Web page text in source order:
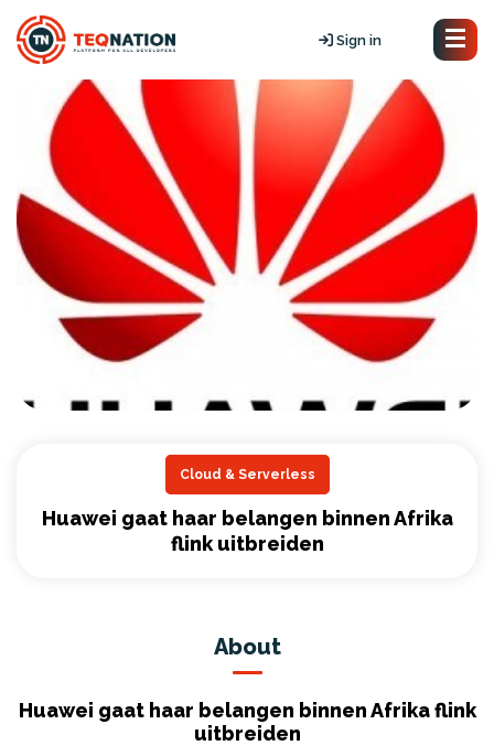
Sign in
Cloud & Serverless
Huawei gaat haar belangen binnen Afrika
flink uitbreiden
About
Huawei gaat haar belangen binnen Afrika flink
uitbreiden